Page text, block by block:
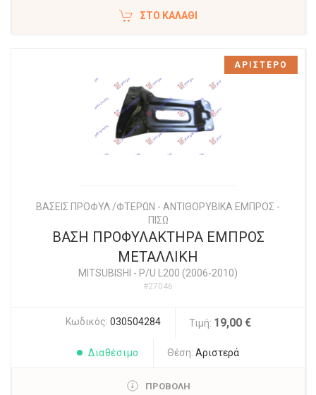
ΣΤΟ ΚΑΛΆΘΙ
ΒΑΣΕΙΣ ΠΡΟΦΥΛ./ΦΤΕΡΩΝ - ΑΝΤΙΘΟΡΥΒΙΚΑ ΕΜΠΡΟΣ -
ΠΙΣΩ
ΒΑΣΗ ΠΡΟΦΥΛΑΚΤΗΡΑ ΕΜΠΡΟΣ
ΜΕΤΑΛΛΙΚΗ
MITSUBISHI - P/U L200 (2006-2010)
#27046
Κωδικός: 030504284 Τιμή: 19,00 €
Διαθέσιμο Θέση: Αριστερά
ΠΡΟΒΟΛΗ
ΑΡΙΣΤΕΡΟ